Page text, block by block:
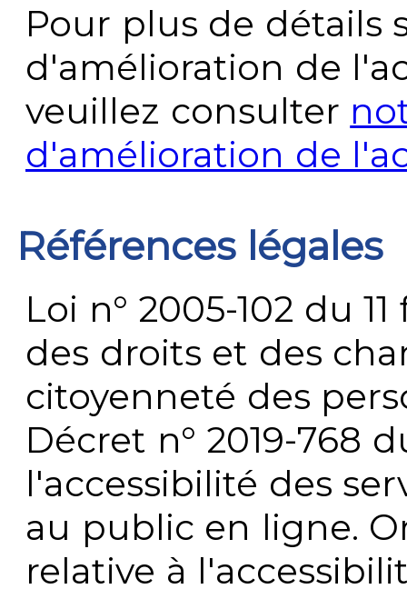
Pour plus de détails
d'amélioration de
veuillez consulter
d'amélioration de
Références légales
Loi n° 2005-102 du
des droits et des
citoyenneté des
Décret n° 2019-768
l'accessibilité des
au public en ligne.
relative à